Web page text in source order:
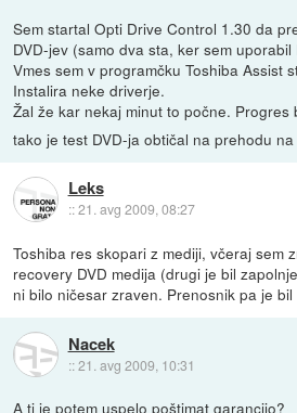
Sem startal Opti Drive Control 1.30 da
DVD-jev (samo dva sta, ker sem
Vmes sem v programčku Toshiba Assist
Instalira neke driverje.
Žal že kar nekaj minut to počne.
tako je test DVD-ja obtičal na prehodu
Leks
::21. avg 2009, 08:27
Toshiba res skopari z mediji, včeraj sem
recovery DVD medija (drugi je bil
ni bilo ničesar zraven. Prenosnik pa je
Nacek
::21. avg 2009, 10:31
A ti je potem uspelo poštimat garancijo?